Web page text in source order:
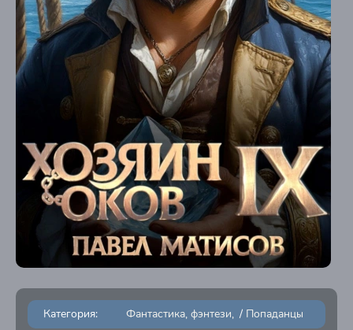
Категория: Фантастика, фэнтези / Попаданцы